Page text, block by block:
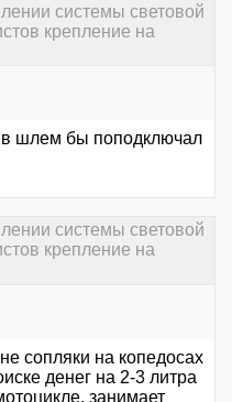
системы световой
крепление на
шлем бы поподключал
системы световой
крепление на
сопляки на копедосах
денег на 2-3 литра
занимает